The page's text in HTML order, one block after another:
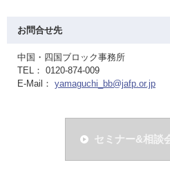
お問合せ先
中国・四国ブロック事務所
TEL： 0120-874-009
E-Mail： yamaguchi_bb@jafp.or.jp
セミナー&相談